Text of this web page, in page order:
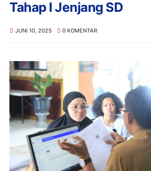
Tahap I Jenjang SD
JUNI 10, 2025 0 KOMENTAR